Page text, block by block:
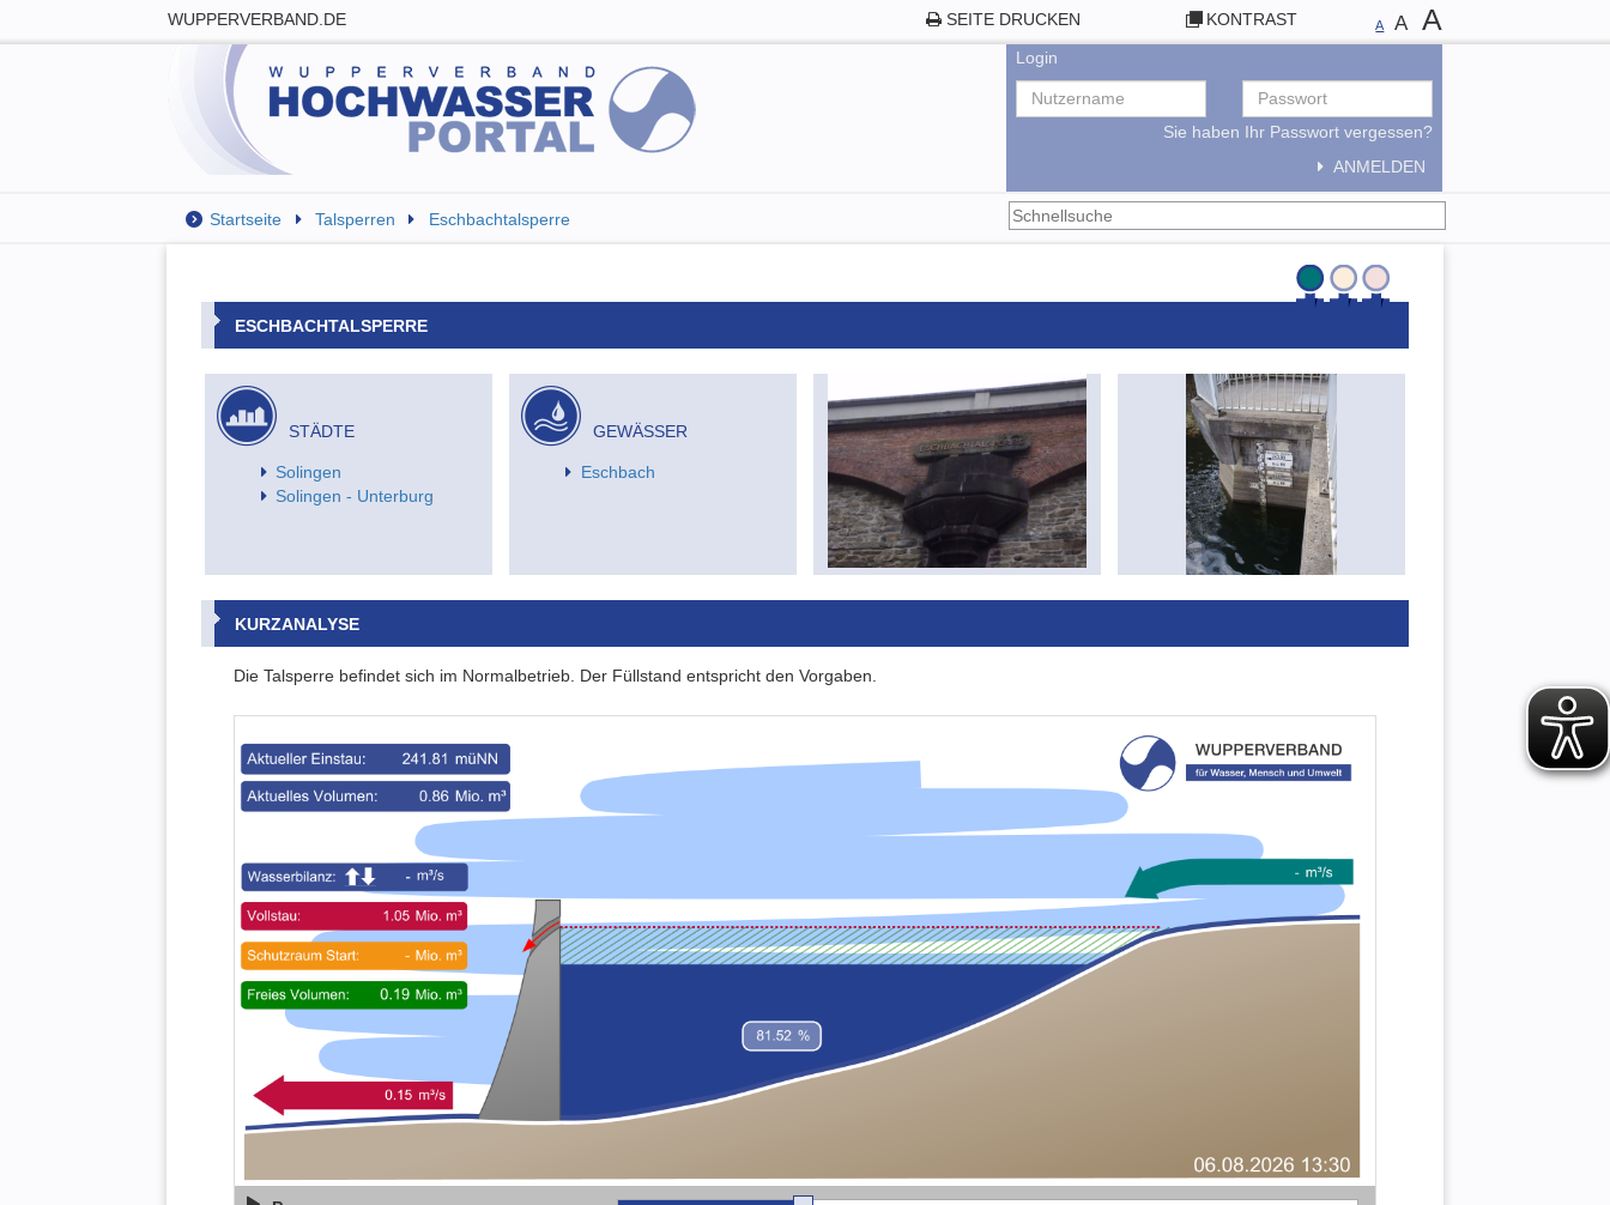
WUPPERVERBAND.DE SEITE DRUCKEN KONTRAST A A A
Login
Sie haben Ihr Passwort vergessen?
ANMELDEN
Startseite Talsperren Eschbachtalsperre
ESCHBACHTALSPERRE
STÄDTE
Solingen
Solingen - Unterburg
GEWÄSSER
Eschbach
KURZANALYSE
Die Talsperre befindet sich im Normalbetrieb. Der Füllstand entspricht den Vorgaben.